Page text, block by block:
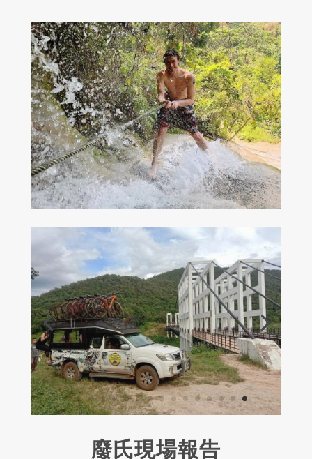
廢氏現場報告